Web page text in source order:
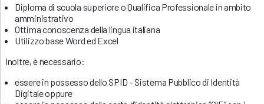
Diploma di scuola superiore o Qualifica Professionale in ambito
amministrativo
Ottima conoscenza della lingua italiana
Utilizzo base Word ed Excel
Inoltre, è necessario:
essere in possesso dello SPID – Sistema Pubblico di Identità
Digitale oppure